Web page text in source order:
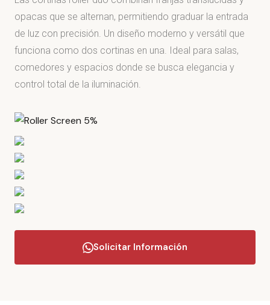
opacas que se alternan, permitiendo graduar la entrada
de luz con precisión. Un diseño moderno y versátil que
funciona como dos cortinas en una. Ideal para salas,
comedores y espacios donde se busca elegancia y
control total de la iluminación.
Solicitar Información